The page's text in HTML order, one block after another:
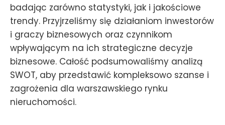
badając zarówno statystyki, jak i jakościowe
trendy. Przyjrzeliśmy się działaniom inwestorów
i graczy biznesowych oraz czynnikom
wpływającym na ich strategiczne decyzje
biznesowe. Całość podsumowaliśmy analizą
SWOT, aby przedstawić kompleksowo szanse i
zagrożenia dla warszawskiego rynku
nieruchomości.